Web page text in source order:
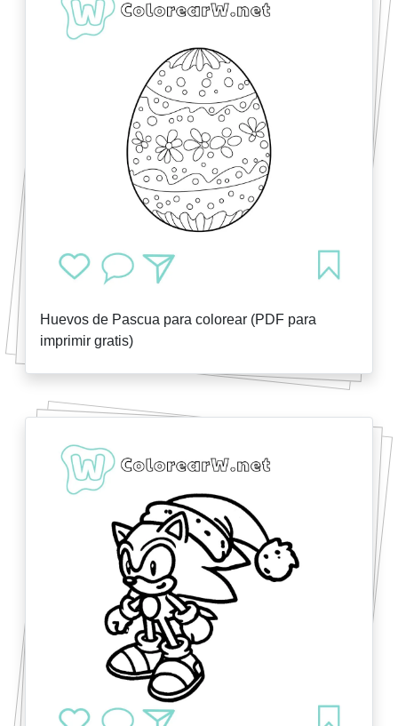
Huevos de Pascua para colorear (PDF para
imprimir gratis)